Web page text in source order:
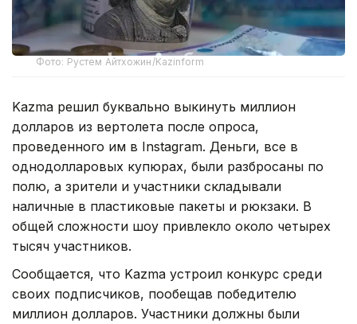
Фото: Рустем Айтхожин/Kazinform
Kazma решил буквально выкинуть миллион
долларов из вертолета после опроса,
проведенного им в Instagram. Деньги, все в
однодолларовых купюрах, были разбросаны по
полю, а зрители и участники складывали
наличные в пластиковые пакеты и рюкзаки. В
общей сложности шоу привлекло около четырех
тысяч участников.
Сообщается, что Kazma устроил конкурс среди
своих подписчиков, пообещав победителю
миллион долларов. Участники должны были